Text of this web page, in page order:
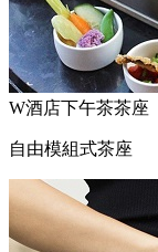
W酒店下午茶茶座
自由模組式茶座